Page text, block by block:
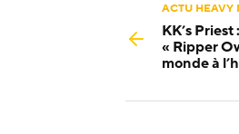
ACTU HEAVY
KK’s
« Ripper
monde à